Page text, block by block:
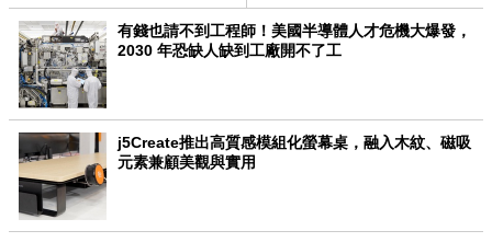
有錢也請不到工程師！美國半導體人才危機大爆發，
2030 年恐缺人缺到工廠開不了工
j5Create推出高質感模組化螢幕桌，融入木紋、磁吸
元素兼顧美觀與實用